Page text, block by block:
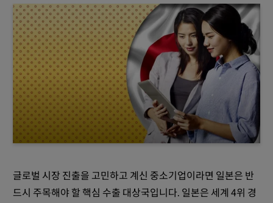
글로벌 시장 진출을 고민하고 계신 중소기업이라면 일본은 반
드시 주목해야 할 핵심 수출 대상국입니다. 일본은 세계 4위 경